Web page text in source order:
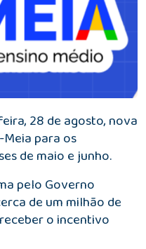
28 de agosto, nova
para os
de maio e junho.
pelo Governo
de um milhão de
o incentivo